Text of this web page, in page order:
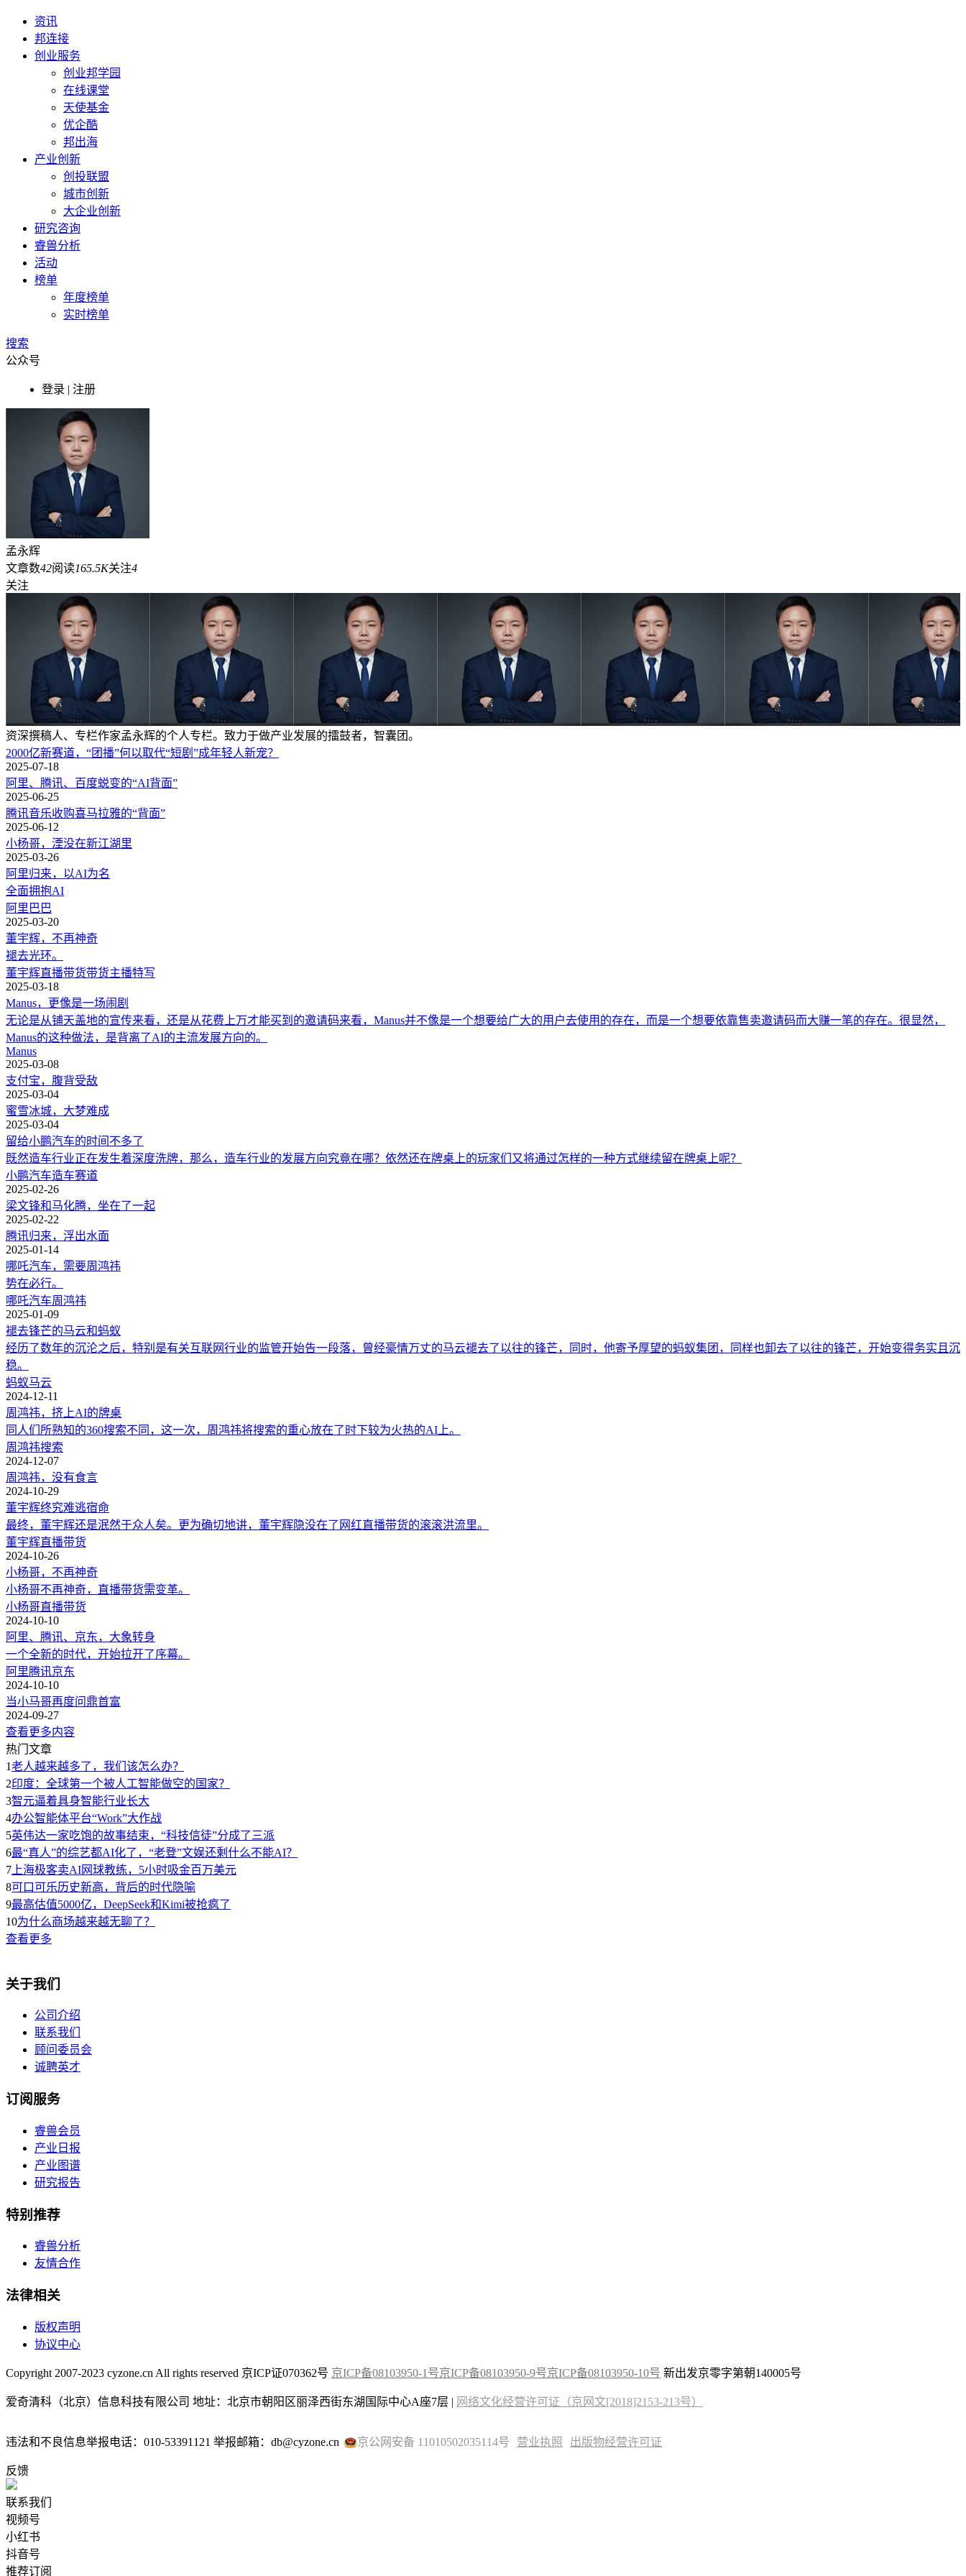
资讯
邦连接
创业服务
创业邦学园
在线课堂
天使基金
优企酷
邦出海
产业创新
创投联盟
城市创新
大企业创新
研究咨询
睿兽分析
活动
榜单
年度榜单
实时榜单
搜索
公众号
登录 | 注册
孟永辉
文章数42阅读165.5K关注4
关注
资深撰稿人、专栏作家孟永辉的个人专栏。致力于做产业发展的擂鼓者，智囊团。
2000亿新赛道，“团播”何以取代“短剧”成年轻人新宠？
2025-07-18
阿里、腾讯、百度蜕变的“AI背面”
2025-06-25
腾讯音乐收购喜马拉雅的“背面”
2025-06-12
小杨哥，湮没在新江湖里
2025-03-26
阿里归来，以AI为名
全面拥抱AI
阿里巴巴
2025-03-20
董宇辉，不再神奇
褪去光环。
董宇辉直播带货带货主播特写
2025-03-18
Manus，更像是一场闹剧
无论是从铺天盖地的宣传来看，还是从花费上万才能买到的邀请码来看，Manus并不像是一个想要给广大的用户去使用的存在，而是一个想要依靠售卖邀请码而大赚一笔的存在。很显然，
Manus的这种做法，是背离了AI的主流发展方向的。
Manus
2025-03-08
支付宝，腹背受敌
2025-03-04
蜜雪冰城，大梦难成
2025-03-04
留给小鹏汽车的时间不多了
既然造车行业正在发生着深度洗牌，那么，造车行业的发展方向究竟在哪？依然还在牌桌上的玩家们又将通过怎样的一种方式继续留在牌桌上呢？
小鹏汽车造车赛道
2025-02-26
梁文锋和马化腾，坐在了一起
2025-02-22
腾讯归来，浮出水面
2025-01-14
哪吒汽车，需要周鸿祎
势在必行。
哪吒汽车周鸿祎
2025-01-09
褪去锋芒的马云和蚂蚁
经历了数年的沉沦之后，特别是有关互联网行业的监管开始告一段落，曾经豪情万丈的马云褪去了以往的锋芒，同时，他寄予厚望的蚂蚁集团，同样也卸去了以往的锋芒，开始变得务实且沉
稳。
蚂蚁马云
2024-12-11
周鸿祎，挤上AI的牌桌
同人们所熟知的360搜索不同，这一次，周鸿祎将搜索的重心放在了时下较为火热的AI上。
周鸿祎搜索
2024-12-07
周鸿祎，没有食言
2024-10-29
董宇辉终究难逃宿命
最终，董宇辉还是泯然于众人矣。更为确切地讲，董宇辉隐没在了网红直播带货的滚滚洪流里。
董宇辉直播带货
2024-10-26
小杨哥，不再神奇
小杨哥不再神奇，直播带货需变革。
小杨哥直播带货
2024-10-10
阿里、腾讯、京东，大象转身
一个全新的时代，开始拉开了序幕。
阿里腾讯京东
2024-10-10
当小马哥再度问鼎首富
2024-09-27
查看更多内容
热门文章
1老人越来越多了，我们该怎么办？
2印度：全球第一个被人工智能做空的国家？
3智元逼着具身智能行业长大
4办公智能体平台“Work”大作战
5英伟达一家吃饱的故事结束，“科技信徒”分成了三派
6最“真人”的综艺都AI化了，“老登”文娱还剩什么不能AI？
7 上海极客卖AI网球教练，5小时吸金百万美元
8可口可乐历史新高，背后的时代隐喻
9最高估值5000亿，DeepSeek和Kimi被抢疯了
10为什么商场越来越无聊了？
查看更多
关于我们
公司介绍
联系我们
顾问委员会
诚聘英才
订阅服务
睿兽会员
产业日报
产业图谱
研究报告
特别推荐
睿兽分析
友情合作
法律相关
版权声明
协议中心
Copyright 2007-2023 cyzone.cn All rights reserved 京ICP证070362号 京ICP备08103950-1号京ICP备08103950-9号京ICP备08103950-10号 新出发京零字第朝140005号
爱奇清科（北京）信息科技有限公司 地址：北京市朝阳区丽泽西街东湖国际中心A座7层 | 网络文化经营许可证（京网文[2018]2153-213号）
违法和不良信息举报电话：010-53391121 举报邮箱：db@cyzone.cn 京公网安备 11010502035114号 营业执照 出版物经营许可证
反馈
联系我们
视频号
小红书
抖音号
推荐订阅